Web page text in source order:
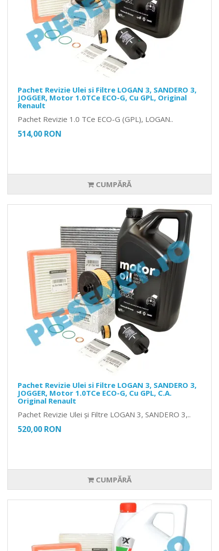
Pachet Revizie Ulei si Filtre LOGAN 3, SANDERO 3,
JOGGER, Motor 1.0TCe ECO-G, Cu GPL, Original
Renault
Pachet Revizie 1.0 TCe ECO-G (GPL), LOGAN..
514,00 RON
CUMPĂRĂ
Pachet Revizie Ulei si Filtre LOGAN 3, SANDERO 3,
JOGGER, Motor 1.0TCe ECO-G, Cu GPL, C.A.
Original Renault
Pachet Revizie Ulei și Filtre LOGAN 3, SANDERO 3,..
520,00 RON
CUMPĂRĂ